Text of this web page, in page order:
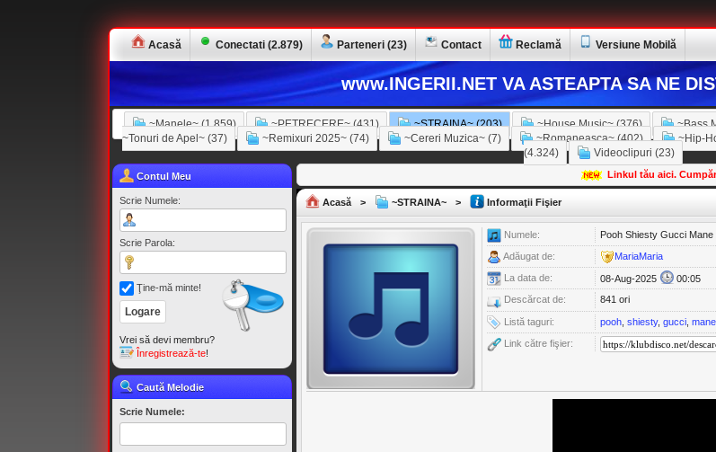
Acasă Conectati (2.879) Parteneri (23) Contact Reclamă Versiune Mobilă
www.INGERII.NET VA ASTEAPTA SA NE
~Manele~ (1.859) ~PETRECERE~ (431) ~STRAINA~ (203) ~House Music~ (376) ~Bass
~Tonuri de Apel~ (37)
~Remixuri 2025~ (74) ~Cereri Muzica~ (7) ~Romaneasca~ (402) ~Hip-
(4.324)
Videoclipuri (23)
Contul Meu
Scrie Numele:
Scrie Parola:
Ţine-mă minte!
Vrei să devi membru?
Înregistrează-te!
Caută Melodie
Scrie Numele:
Linkul tău aici.
Acasă > ~STRAINA~ > Informaţii Fişier
Numele: Pooh Shiesty Gucci
Adăugat de: MariaMaria
La data de: 08-Aug-2025
00:05
Descărcat de:
841 ori
Listă taguri: pooh shiesty, gucci mane
Link către fişier: